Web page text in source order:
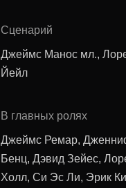
Сценарий
Джеймс Манос мл.,
Йейл
В главных ролях
Джеймс Ремар,
Бенц, Дэвид Зейес,
Холл, Си Эс Ли, Эрик